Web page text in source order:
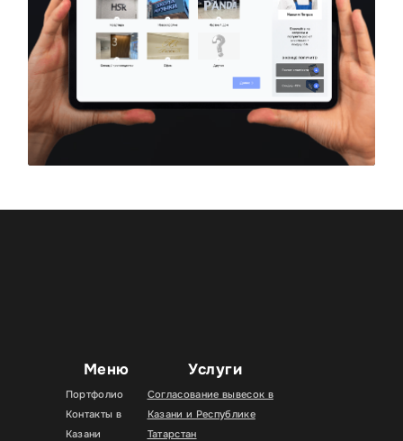
Меню
Портфолио
Контакты в
Казани
Услуги
Согласование вывесок в
Казани и Республике
Татарстан